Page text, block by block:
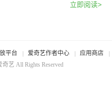
立即阅读>
平台 爱奇艺作者中心 应用商店
奇艺 All Rights Reserved